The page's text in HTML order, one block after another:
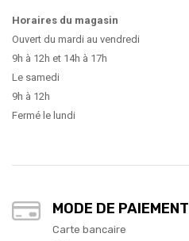
Horaires du magasin
Ouvert du mardi au vendredi
9h à 12h et 14h à 17h
Le samedi
9h à 12h
Fermé le lundi
MODE DE PAIEMENT
Carte bancaire